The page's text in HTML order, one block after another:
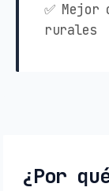
✅ Mejor
rurales
¿Por